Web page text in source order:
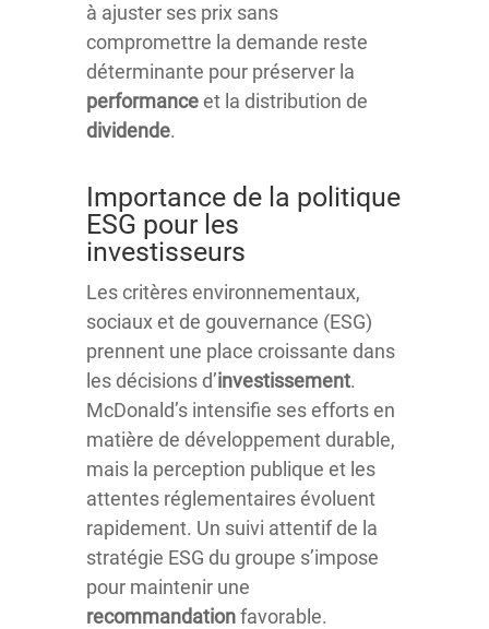
à ajuster ses prix sans
compromettre la demande reste
déterminante pour préserver la
performanceet la distribution de
dividende.
Importance de la politique
ESG pour les
investisseurs
Les critères environnementaux,
sociaux et de gouvernance (ESG)
prennent une place croissante dans
les décisions d’investissement.
McDonald’s intensifie ses efforts en
matière de développement durable,
mais la perception publique et les
attentes réglementaires évoluent
rapidement. Un suivi attentif de la
stratégie ESG du groupe s’impose
pour maintenir une
recommandationfavorable.